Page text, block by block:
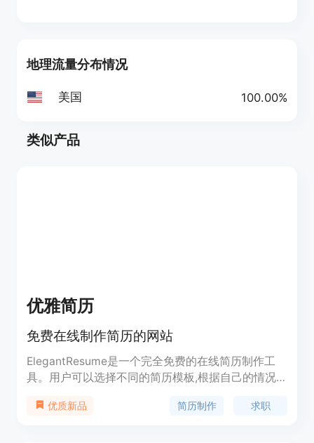
地理流量分布情况
美国 100.00%
类似产品
优雅简历
免费在线制作简历的网站
ElegantResume是一个完全免费的在线简历制作工
具。用户可以选择不同的简历模板,根据自己的情况
以直接开始制作简历,完成后可以随时修改,也可以无
优质新品 简历制作 求职